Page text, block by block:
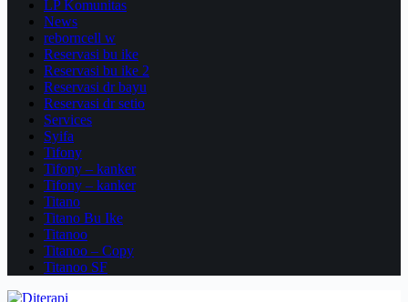
LP Komunitas
News
reborncell w
Reservasi bu ike
Reservasi bu ike 2
Reservasi dr bayu
Reservasi dr setio
Services
Syifa
Tifony
Tifony – kanker
Tifony – kanker
Titano
Titano Bu Ike
Titanoo
Titanoo – Copy
Titanoo SF